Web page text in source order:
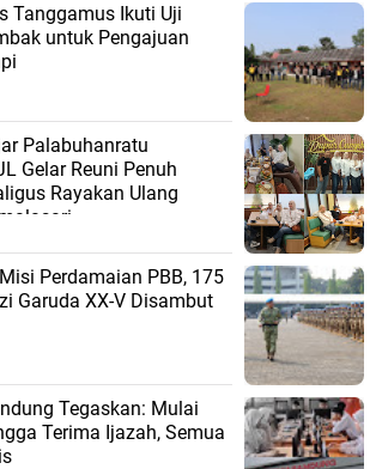
Tanggamus Ikuti Uji
untuk Pengajuan
Palabuhanratu
Gelar Reuni Penuh
Rayakan Ulang
Perdamaian PBB, 175
Garuda XX-V Disambut
Tegaskan: Mulai
Terima Ijazah, Semua